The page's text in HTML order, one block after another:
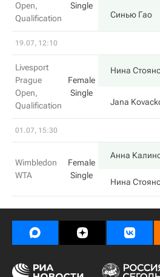
Open,
Qualification
Single
Синью Гао
19.07, 12:10
Livesport
Prague
Open,
Qualification
Female
Single
Нина
Jana
01.07, 15:30
Wimbledon
WTA
Female
Single
Анна
Нина